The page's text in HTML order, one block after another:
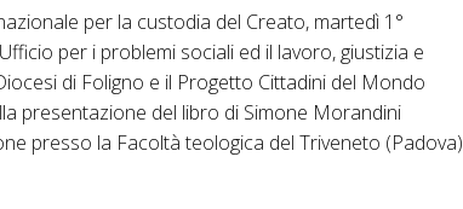
per la custodia del Creato, martedì 1°
per i problemi sociali ed il lavoro, giustizia e
di Foligno e il Progetto Cittadini del Mondo
presentazione del libro di Simone Morandini
presso la Facoltà teologica del Triveneto (Padova)